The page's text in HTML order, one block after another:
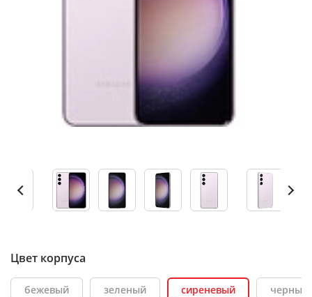
Цвет корпуса
бежевый зеленый сиреневый черный